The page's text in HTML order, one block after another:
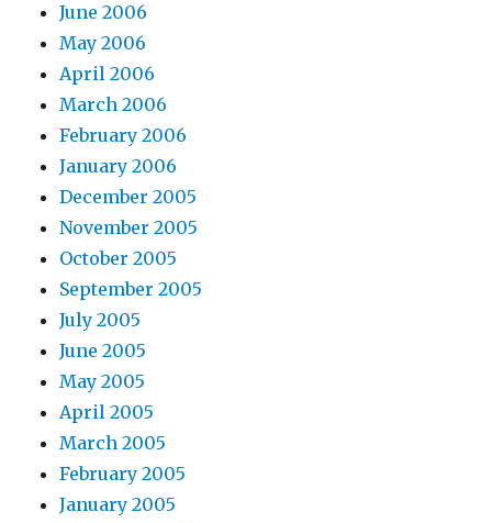
June 2006
May 2006
April 2006
March 2006
February 2006
January 2006
December 2005
November 2005
October 2005
September 2005
July 2005
June 2005
May 2005
April 2005
March 2005
February 2005
January 2005